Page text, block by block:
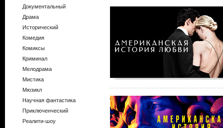
Документальный
Драма
Исторический
Комедия
Комиксы
Криминал
Мелодрама
Мистика
Мюзикл
Научная фантастика
Приключенческий
Реалити-шоу